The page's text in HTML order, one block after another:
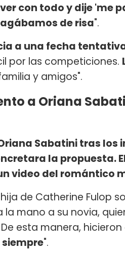
con todo y dije 'me
de risa".
a una fecha
por las competiciones.
y amigos".
a Oriana
Sabatini tras los
la propuesta.
video del romántico
de Catherine Fulop
mano a su novia,
De esta manera,
siempre".